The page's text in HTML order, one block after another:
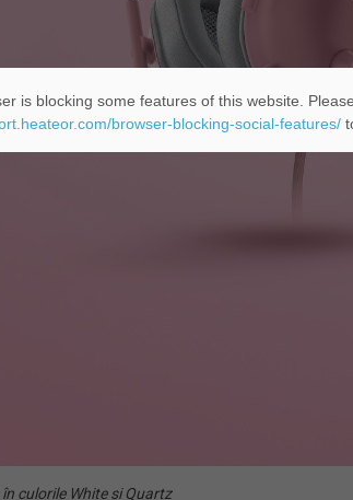
culorile White și Quartz
is blocking some features of this website.
browser-blocking-social-features/